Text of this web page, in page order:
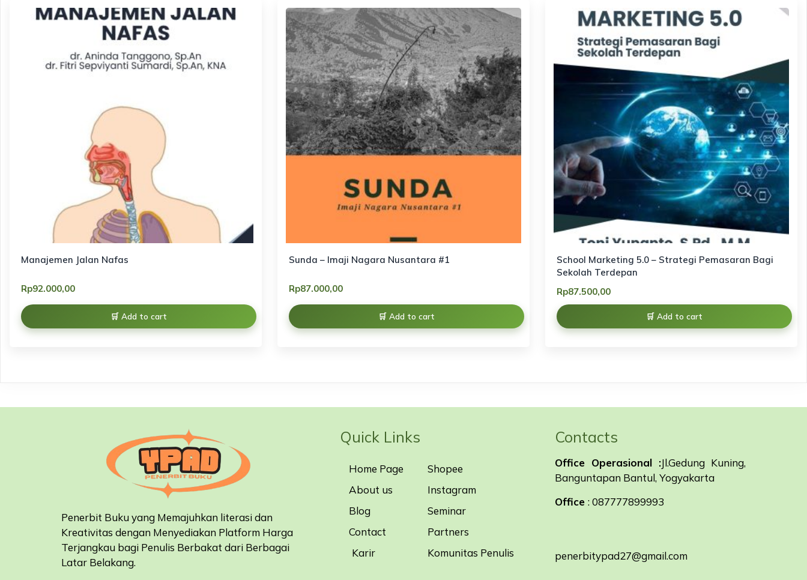
Manajemen Jalan Nafas
Rp92.000,00
Add to cart
Sunda – Imaji Nagara Nusantara #1
Rp87.000,00
Add to cart
School Marketing 5.0 – Strategi Pemasaran Bagi
Sekolah Terdepan
Rp87.500,00
Add to cart
Penerbit Buku yang Memajuhkan literasi dan
Kreativitas dengan Menyediakan Platform Harga
Terjangkau bagi Penulis Berbakat dari Berbagai
Latar Belakang.
Quick Links
Home Page
About us
Blog
Contact
Karir
Shopee
Instagram
Seminar
Partners
Komunitas Penulis
Contacts
Office Operasional :Jl.Gedung Kuning,
Banguntapan Bantul, Yogyakarta
Office: 087777899993
penerbitypad27@gmail.com